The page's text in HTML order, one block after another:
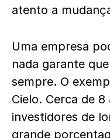
atento a
Uma empresa
nada garante
sempre. O
Cielo. Cerca de
investidores de
grande